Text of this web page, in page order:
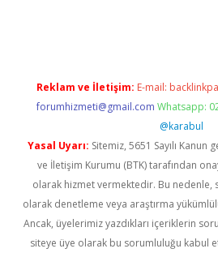
Reklam ve İletişim: E-mail:
forumhizmeti@gmail.com Whatsapp:
@karabul
Yasal Uyarı: Sitemiz, 5651 Sayılı
ve İletişim Kurumu (BTK) tarafından
olarak hizmet vermektedir. Bu
olarak denetleme veya araştırma
Ancak, üyelerimiz yazdıkları içeriklerin
siteye üye olarak bu sorumluluğu kabul